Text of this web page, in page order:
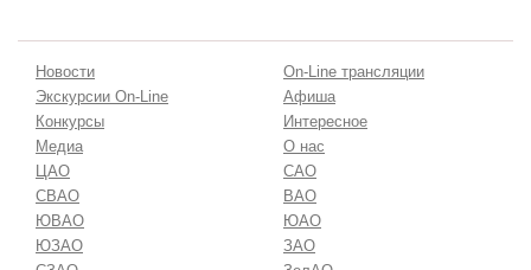
Новости
On-Line трансляции
Экскурсии On-Line
Афиша
Конкурсы
Интересное
Медиа
О нас
ЦАО
САО
СВАО
ВАО
ЮВАО
ЮАО
ЮЗАО
ЗАО